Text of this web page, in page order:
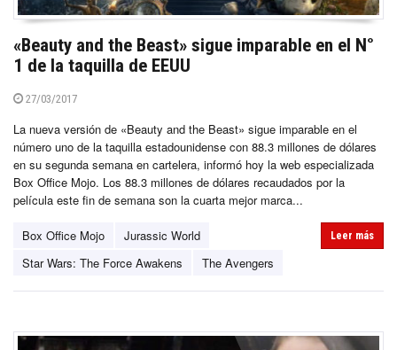
«Beauty and the Beast» sigue imparable en el N°
1 de la taquilla de EEUU
27/03/2017
La nueva versión de «Beauty and the Beast» sigue imparable en el
número uno de la taquilla estadounidense con 88.3 millones de dólares
en su segunda semana en cartelera, informó hoy la web especializada
Box Office Mojo. Los 88.3 millones de dólares recaudados por la
película este fin de semana son la cuarta mejor marca...
Box Office Mojo
Jurassic World
Star Wars: The Force Awakens
The Avengers
Leer más